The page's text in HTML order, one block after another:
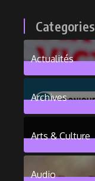
Categories
Actualités
Archives
Arts & Culture
Audio